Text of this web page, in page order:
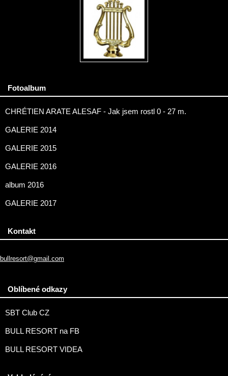
Fotoalbum
CHRÉTIEN ARATE ALESAF - Jak jsem rostl 0 - 27 m.
GALERIE 2014
GALERIE 2015
GALERIE 2016
album 2016
GALERIE 2017
Kontakt
bullresort@gmail.com
Oblíbené odkazy
SBT Club CZ
BULL RESORT na FB
BULL RESORT VIDEA